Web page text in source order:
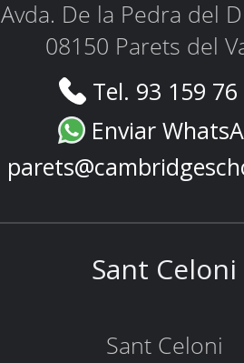
Avda. De la Pedra del
08150 Parets del
Tel. 93 159
Enviar
Sant Celoni
Sant Celoni